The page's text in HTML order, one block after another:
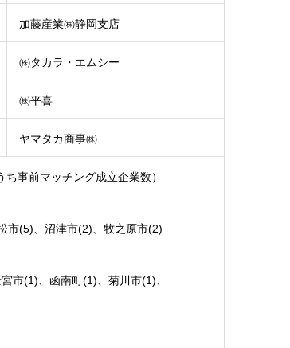
加藤産業㈱静岡支店
㈱タカラ・エムシー
㈱平喜
ヤマタカ商事㈱
事前マッチング成立企業数）
市(5)、沼津市(2)、牧之原市(2)
市(1)、函南町(1)、菊川市(1)、